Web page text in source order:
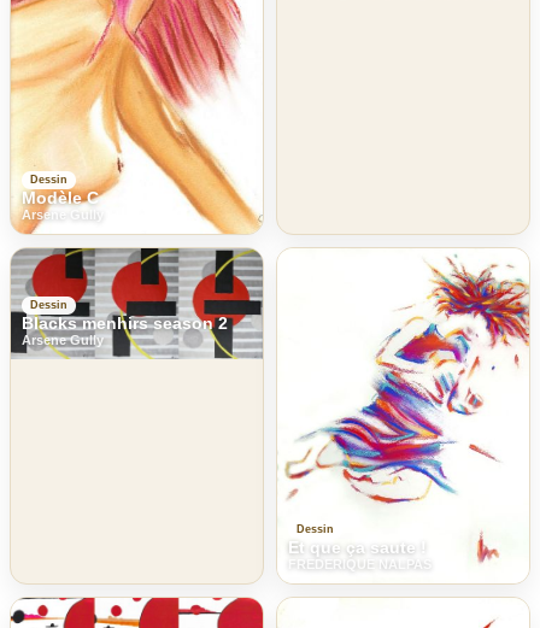
Dessin
Modèle C
Arsene Gully
Dessin
Blacks menhirs season 2
Arsene Gully
Dessin
Et que ça saute !
FREDERIQUE NALPAS